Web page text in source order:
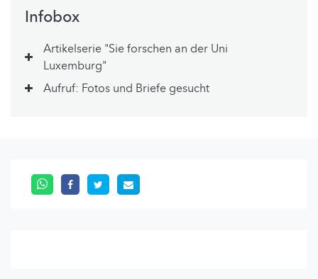
Infobox
Artikelserie "Sie forschen an der Uni
Luxemburg"
Aufruf: Fotos und Briefe gesucht